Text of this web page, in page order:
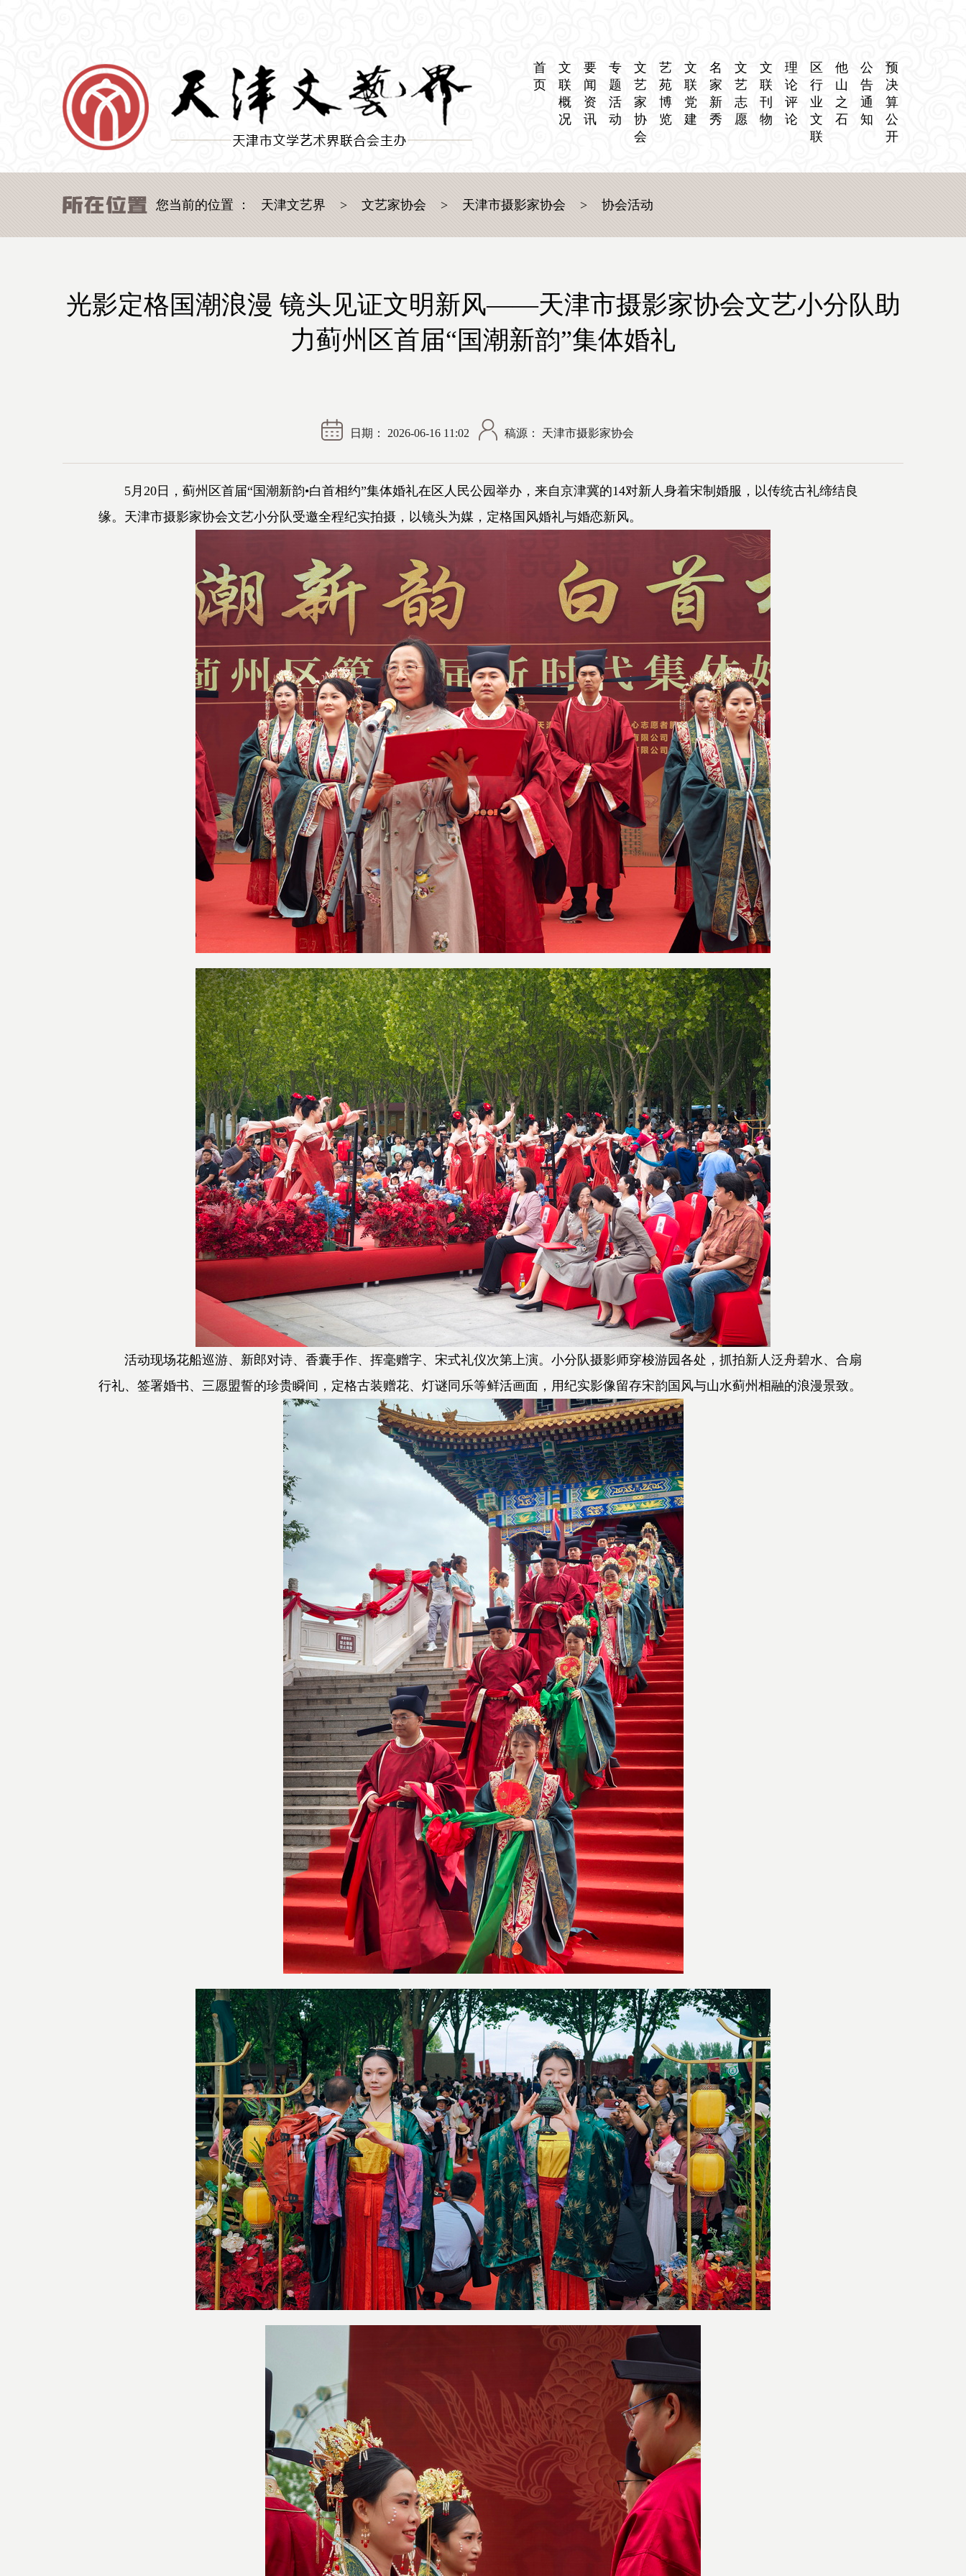
首
页
文
联
概
况
要
闻
资
讯
专
题
活
动
文
艺
家
协
会
艺
苑
博
览
文
联
党
建
名
家
新
秀
文
艺
志
愿
文
联
刊
物
理
论
评
论
区
行
业
文
联
他
山
之
石
公
告
通
知
预
决
算
公
开
您当前的位置 ： 天津文艺界 > 文艺家协会 > 天津市摄影家协会 > 协会活动
光影定格国潮浪漫 镜头见证文明新风——天津市摄影家协会文艺小分队助
力蓟州区首届“国潮新韵”集体婚礼
日期： 2026-06-16 11:02 稿源： 天津市摄影家协会
5月20日，蓟州区首届“国潮新韵•白首相约”集体婚礼在区人民公园举办，来自京津冀的14对新人身着宋制婚服，以传统古礼缔结良
缘。天津市摄影家协会文艺小分队受邀全程纪实拍摄，以镜头为媒，定格国风婚礼与婚恋新风。
活动现场花船巡游、新郎对诗、香囊手作、挥毫赠字、宋式礼仪次第上演。小分队摄影师穿梭游园各处，抓拍新人泛舟碧水、合扇
行礼、签署婚书、三愿盟誓的珍贵瞬间，定格古装赠花、灯谜同乐等鲜活画面，用纪实影像留存宋韵国风与山水蓟州相融的浪漫景致。